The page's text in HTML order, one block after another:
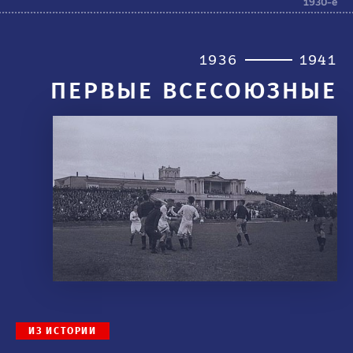
1936 1941
ПЕРВЫЕ ВСЕСОЮЗНЫЕ
ИЗ ИСТОРИИ